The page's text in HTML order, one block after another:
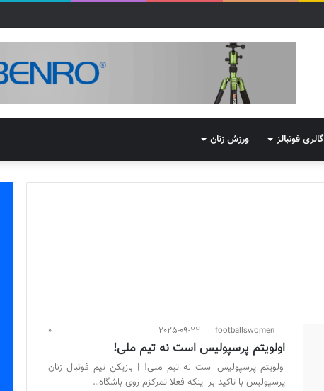
گالری فوتبالز ورزش زنان
footballswomen
2025-09-22
0
اولویتم پرسپولیس است نه تیم ملی!
اولویتم پرسپولیس است نه تیم ملی! | بازیکن تیم فوتبال زنان
پرسپولیس با تاکید بر اینکه فعلا تمرکزم روی باشگاه…